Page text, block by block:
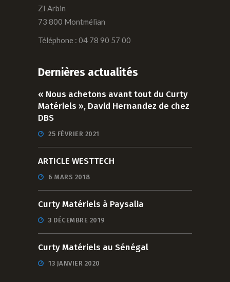
ZI Arbin
73 800 Montmélian
Téléphone : 04 78 90 57 00
Dernières actualités
« Nous achetons avant tout du Curty
Matériels », David Hernandez de chez
DBS
25 FÉVRIER 2021
ARTICLE WESTTECH
6 MARS 2018
Curty Matériels à Paysalia
3 DÉCEMBRE 2019
Curty Matériels au Sénégal
13 JANVIER 2020